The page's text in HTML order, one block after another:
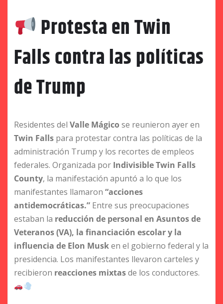
Protesta en Twin
Falls contra las políticas
de Trump
Residentes del Valle Mágico se reunieron ayer en
Twin Falls para protestar contra las políticas de la
administración Trump y los recortes de empleos
federales. Organizada por Indivisible Twin Falls
County, la manifestación apuntó a lo que los
manifestantes llamaron “acciones
antidemocráticas.” Entre sus preocupaciones
estaban la reducción de personal en Asuntos de
Veteranos (VA), la financiación escolar y la
influencia de Elon Musken el gobierno federal y la
presidencia. Los manifestantes llevaron carteles y
recibieron reacciones mixtasde los conductores.